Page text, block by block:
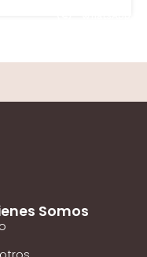
Somos